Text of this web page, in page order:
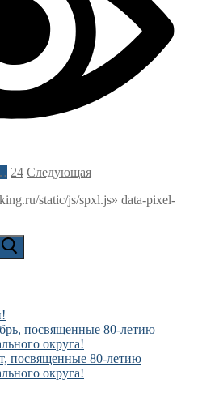
24 Следующая
static/js/spxl.js» data-pixel-
посвященные 80-летию
округа!
посвященные 80-летию
округа!